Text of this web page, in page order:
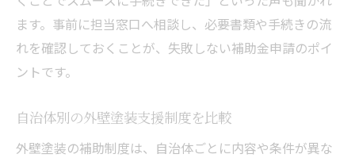
ます。事前に担当窓口へ相談し、必要書類や手続きの流
れを確認しておくことが、失敗しない補助金申請のポイ
ントです。
自治体別の外壁塗装支援制度を比較
外壁塗装の補助制度は、自治体ごとに内容や条件が異な